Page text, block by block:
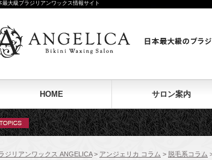
最大級ブラジリアンワックス情報サイト
HOME サロン案内
気
ジリアンワックス ANGELICA> アンジェリカ コラム > 脱毛系コラム